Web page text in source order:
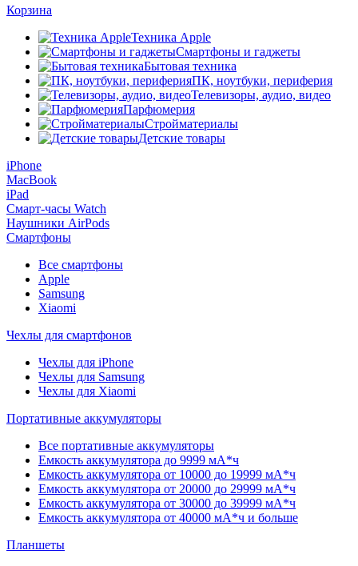
Корзина
Техника Apple
Смартфоны и гаджеты
Бытовая техника
ПК, ноутбуки, периферия
Телевизоры, аудио, видео
Парфюмерия
Стройматериалы
Детские товары
iPhone
MacBook
iPad
Смарт-часы Watch
Наушники AirPods
Смартфоны
Все смартфоны
Apple
Samsung
Xiaomi
Чехлы для смартфонов
Чехлы для iPhone
Чехлы для Samsung
Чехлы для Xiaomi
Портативные аккумуляторы
Все портативные аккумуляторы
Емкость аккумулятора до 9999 мА*ч
Емкость аккумулятора от 10000 до 19999 мА*ч
Емкость аккумулятора от 20000 до 29999 мА*ч
Емкость аккумулятора от 30000 до 39999 мА*ч
Емкость аккумулятора от 40000 мА*ч и больше
Планшеты